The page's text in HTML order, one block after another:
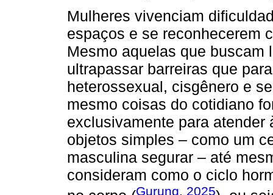
Mulheres vivenciam
espaços e se reconhecerem
Mesmo aquelas que buscam
ultrapassar barreiras que
heterossexual, cisgênero e
mesmo coisas do cotidiano
exclusivamente para
objetos simples – como um
masculina segurar – até
consideram como o ciclo
Gurung, 2025